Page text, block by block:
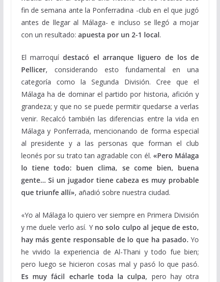
fin de semana ante la Ponferradina -club en el que jugó
antes de llegar al Málaga- e incluso se llegó a mojar
con un resultado: apuesta por un 2-1 local.
El marroquídestacó el arranque liguero de los de
Pellicer, considerando esto fundamental en una
categoría como la Segunda División. Cree que el
Málaga ha de dominar el partido por historia, afición y
grandeza; y que no se puede permitir quedarse a verlas
venir. Recalcó también las diferencias entre la vida en
Málaga y Ponferrada, mencionando de forma especial
al presidente y a las personas que forman el club
leonés por su trato tan agradable con él. «Pero Málaga
lo tiene todo: buen clima, se come bien, buena
gente… Si un jugador tiene cabeza es muy probable
que triunfe allí», añadió sobre nuestra ciudad.
«Yo al Málaga lo quiero ver siempre en Primera División
y me duele verlo así. Y no solo culpo al jeque de esto,
hay más gente responsable de lo que ha pasado. Yo
he vivido la experiencia de Al-Thani y todo fue bien;
pero luego se hicieron cosas mal y pasó lo que pasó.
Es muy fácil echarle toda la culpa, pero hay otra